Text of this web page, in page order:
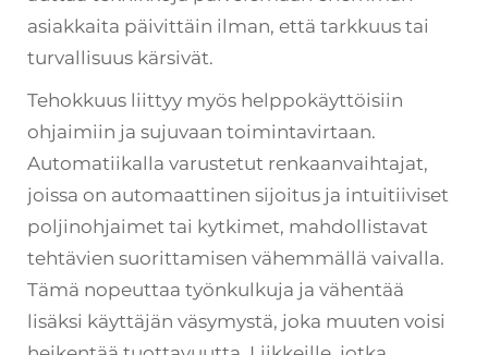
asiakkaita päivittäin ilman, että tarkkuus tai
turvallisuus kärsivät.
Tehokkuus liittyy myös helppokäyttöisiin
ohjaimiin ja sujuvaan toimintavirtaan.
Automatiikalla varustetut renkaanvaihtajat,
joissa on automaattinen sijoitus ja intuitiiviset
poljinohjaimet tai kytkimet, mahdollistavat
tehtävien suorittamisen vähemmällä vaivalla.
Tämä nopeuttaa työnkulkuja ja vähentää
lisäksi käyttäjän väsymystä, joka muuten voisi